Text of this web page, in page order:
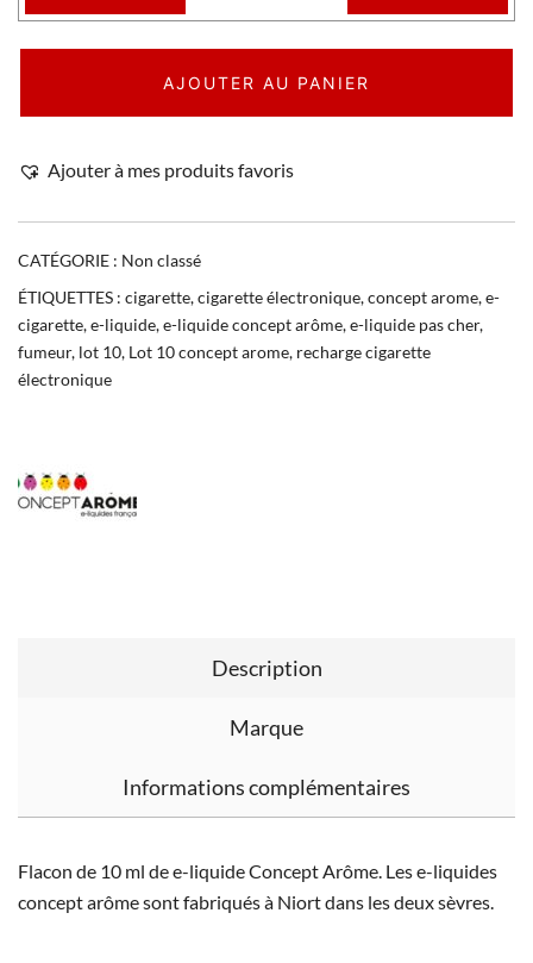
AJOUTER AU PANIER
Ajouter à mes produits favoris
CATÉGORIE : Non classé
ÉTIQUETTES : cigarette,cigarette électronique,concept arome,e-
cigarette,e-liquide,e-liquide concept arôme,e-liquide pas cher,
fumeur, lot 10, Lot 10 concept arome, recharge cigarette
électronique
Description
Marque
Informations complémentaires
Flacon de 10 ml de e-liquide Concept Arôme. Les e-liquides
concept arôme sont fabriqués à Niort dans les deux sèvres.